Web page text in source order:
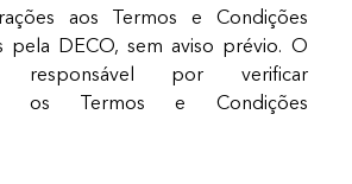
aos Termos e Condições
pela DECO, sem aviso prévio. O
responsável por verificar
os Termos e Condições